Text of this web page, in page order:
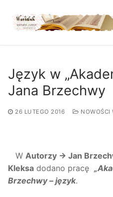
treści
Język w
Jana Brzechwy
26 LUTEGO 2016 NOWOŚCI
W Autorzy → Jan
Kleksa dodano pracę
Brzechwy – język.